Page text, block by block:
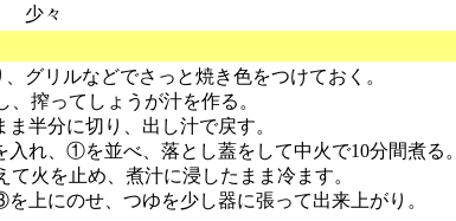
少々
グリルなどでさっと焼き色をつけておく。
搾ってしょうが汁を作る。
半分に切り、出し汁で戻す。
れ、①を並べ、落とし蓋をして中火で10分間煮る。
火を止め、煮汁に浸したまま冷ます。
上にのせ、つゆを少し器に張って出来上がり。